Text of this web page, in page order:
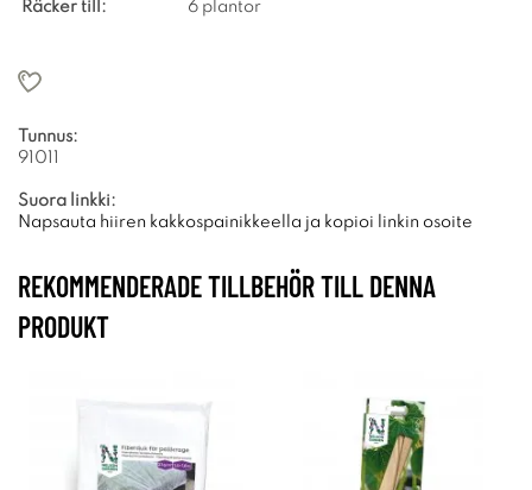
Räcker till:
6 plantor
Tunnus:
91011
Suora linkki:
Napsauta hiiren kakkospainikkeella ja kopioi linkin osoite
REKOMMENDERADE TILLBEHÖR TILL DENNA
PRODUKT